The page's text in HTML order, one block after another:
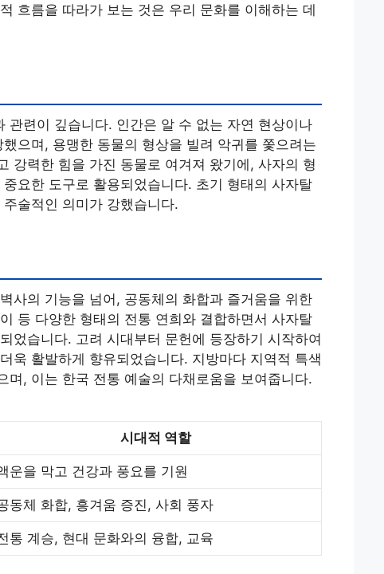
흐름을 따라가 보는 것은 우리 문화를 이해하는 데
관련이 깊습니다. 인간은 알 수 없는 자연 현상이나
으며, 용맹한 동물의 형상을 빌려 악귀를 쫓으려는
강력한 힘을 가진 동물로 여겨져 왔기에, 사자의 형
요한 도구로 활용되었습니다. 초기 형태의 사자탈
술적인 의미가 강했습니다.
사의 기능을 넘어, 공동체의 화합과 즐거움을 위한
등 다양한 형태의 전통 연희와 결합하면서 사자탈
었습니다. 고려 시대부터 문헌에 등장하기 시작하여
욱 활발하게 향유되었습니다. 지방마다 지역적 특색
며, 이는 한국 전통 예술의 다채로움을 보여줍니다.
시대적 역할
운을 막고 건강과 풍요를 기원
동체 화합, 흥겨움 증진, 사회 풍자
통 계승, 현대 문화와의 융합, 교육